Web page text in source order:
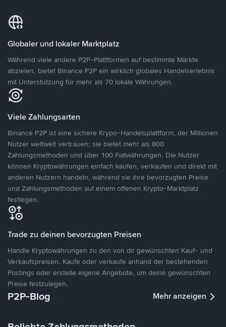
Globaler und lokaler Marktplatz
Während viele andere P2P-Plattformen auf bestimmte Märkte
abzielen, bietet Binance P2P ein wirklich globales Handelserlebnis
mit Unterstützung für mehr als 70 lokale Währungen.
Viele Zahlungsarten
Binance P2P ist eine sichere Krypo-Handelsplattform, der Millionen
Nutzer weltweit vertrauen; sie bietet mehr als 800
Zahlungsmethoden und über 100 Fiatwährungen. Die Nutzer
können Kryptowährungen einfach kaufen, verkaufen und direkt mit
anderen Nutzern handeln, während sie ihre bevorzugten Preise
und Zahlungsmethoden auf einem offenen Krypto-Marktplatz
festlegen.
Trade zu deinen bevorzugten Preisen
Handle Kryptowährungen zu den von dir gewünschten Kauf- und
Verkaufspreisen. Kaufe oder verkaufe anhand der bestehenden
Postings oder erstelle eigene Angebote, um deine gewünschten
Preise festzulegen.
P2P-Blog Mehr anzeigen